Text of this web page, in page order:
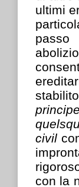
ultimi
civil
con la